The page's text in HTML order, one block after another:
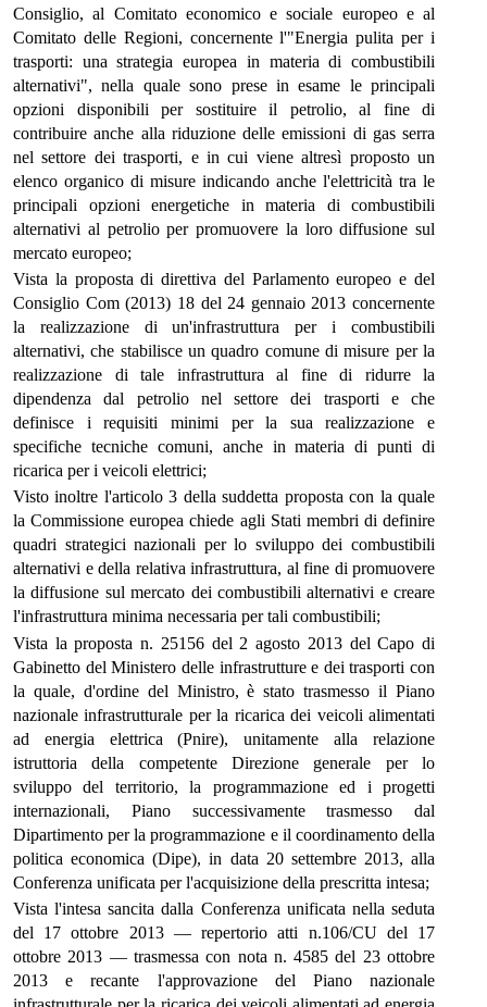
Consiglio, al Comitato economico e sociale europeo e al
Comitato delle Regioni, concernente l'"Energia pulita per i
trasporti: una strategia europea in materia di combustibili
alternativi", nella quale sono prese in esame le principali
opzioni disponibili per sostituire il petrolio, al fine di
contribuire anche alla riduzione delle emissioni di gas serra
nel settore dei trasporti, e in cui viene altresì proposto un
elenco organico di misure indicando anche l'elettricità tra le
principali opzioni energetiche in materia di combustibili
alternativi al petrolio per promuovere la loro diffusione sul
mercato europeo;
Vista la proposta di direttiva del Parlamento europeo e del
Consiglio Com (2013) 18 del 24 gennaio 2013 concernente
la realizzazione di un'infrastruttura per i combustibili
alternativi, che stabilisce un quadro comune di misure per la
realizzazione di tale infrastruttura al fine di ridurre la
dipendenza dal petrolio nel settore dei trasporti e che
definisce i requisiti minimi per la sua realizzazione e
specifiche tecniche comuni, anche in materia di punti di
ricarica per i veicoli elettrici;
Visto inoltre l'articolo 3 della suddetta proposta con la quale
la Commissione europea chiede agli Stati membri di definire
quadri strategici nazionali per lo sviluppo dei combustibili
alternativi e della relativa infrastruttura, al fine di promuovere
la diffusione sul mercato dei combustibili alternativi e creare
l'infrastruttura minima necessaria per tali combustibili;
Vista la proposta n. 25156 del 2 agosto 2013 del Capo di
Gabinetto del Ministero delle infrastrutture e dei trasporti con
la quale, d'ordine del Ministro, è stato trasmesso il Piano
nazionale infrastrutturale per la ricarica dei veicoli alimentati
ad energia elettrica (Pnire), unitamente alla relazione
istruttoria della competente Direzione generale per lo
sviluppo del territorio, la programmazione ed i progetti
internazionali, Piano successivamente trasmesso dal
Dipartimento per la programmazione e il coordinamento della
politica economica (Dipe), in data 20 settembre 2013, alla
Conferenza unificata per l'acquisizione della prescritta intesa;
Vista l'intesa sancita dalla Conferenza unificata nella seduta
del 17 ottobre 2013 — repertorio atti n.106/CU del 17
ottobre 2013 — trasmessa con nota n. 4585 del 23 ottobre
2013 e recante l'approvazione del Piano nazionale